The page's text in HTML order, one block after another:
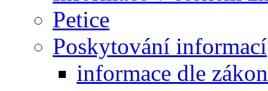
Petice
Poskytování informací
informace dle